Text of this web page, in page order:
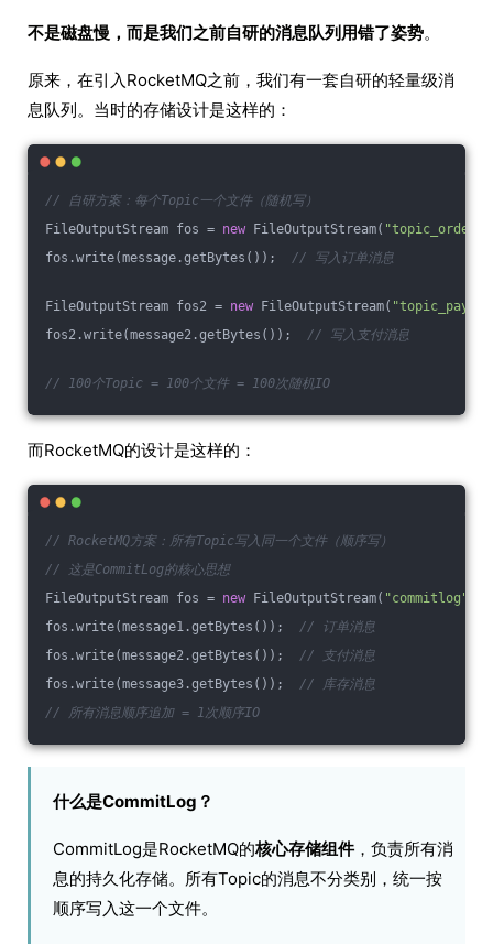
不是磁盘慢，而是我们之前自研的消息队列用错了姿势。
原来，在引入RocketMQ之前，我们有一套自研的轻量级消
息队列。当时的存储设计是这样的：
// 自研方案：每个Topic一个文件（随机写）
FileOutputStream fos = new FileOutputStream(
fos.write(message.getBytes()); // 写入订单消息
FileOutputStream fos2 = new FileOutputStream(
fos2.write(message2.getBytes()); // 写入支付消息
// 100个Topic = 100个文件 = 100次随机IO
而RocketMQ的设计是这样的：
// RocketMQ方案：所有Topic写入同一个文件（顺序写）
// 这是CommitLog的核心思想
FileOutputStream fos = new FileOutputStream( "commitlog"
fos.write(message1.getBytes()); // 订单消息
fos.write(message2.getBytes()); // 支付消息
fos.write(message3.getBytes()); // 库存消息
// 所有消息顺序追加 = 1次顺序IO
什么是CommitLog？
CommitLog是RocketMQ的核心存储组件，负责所有消
息的持久化存储。所有Topic的消息不分类别，统一按
顺序写入这一个文件。